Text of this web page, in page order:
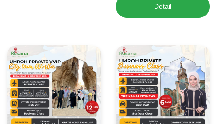
Detail